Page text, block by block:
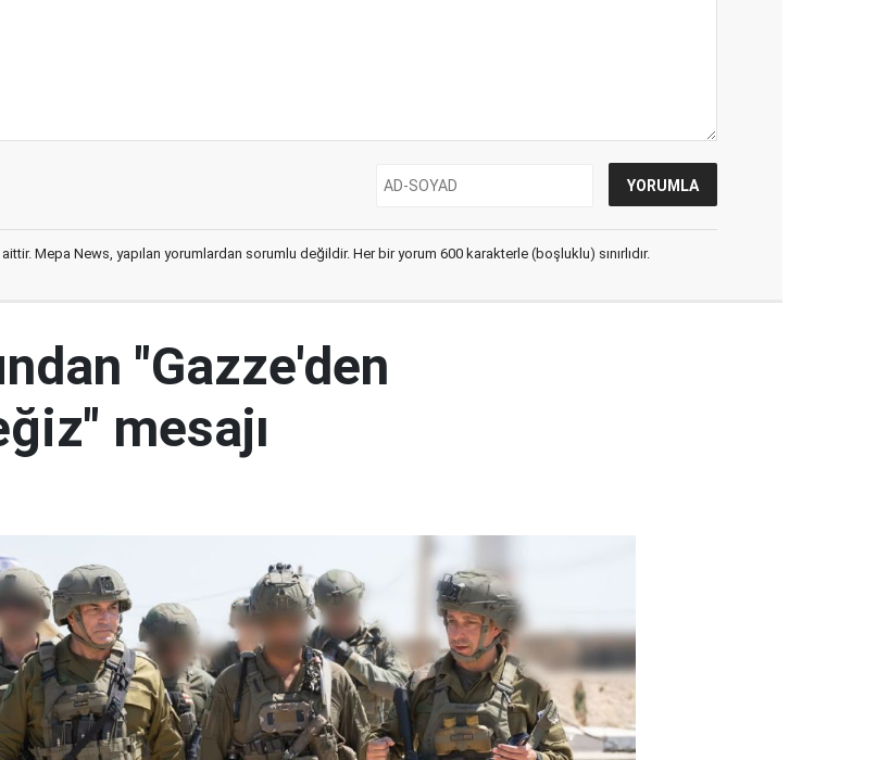
Mepa News, yapılan yorumlardan sorumlu değildir. Her bir yorum 600 karakterle (boşluklu) sınırlıdır.
"Gazze'den
mesajı